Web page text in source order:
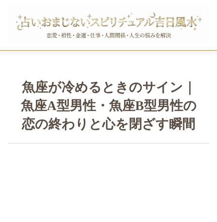
魚座が冷めるときのサイン｜
魚座A型男性・魚座B型男性の
恋の終わりと心を閉ざす瞬間